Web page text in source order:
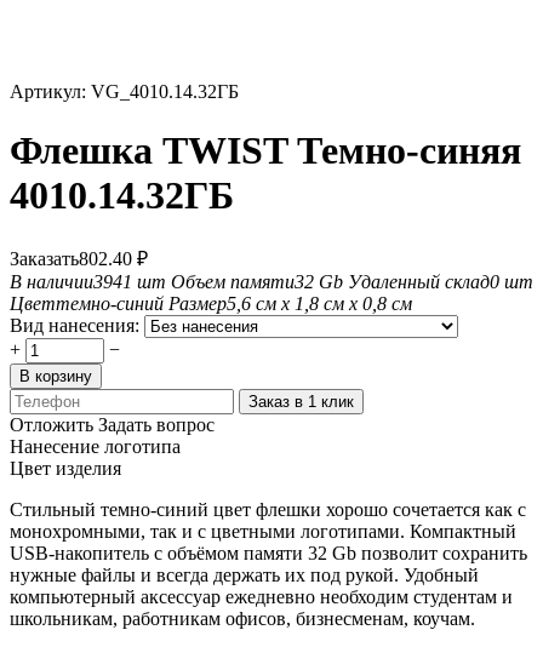
Артикул: VG_4010.14.32ГБ
Флешка TWIST Темно-синяя
4010.14.32ГБ
Заказать802.40 ₽
В наличии3941 шт Объем памяти32 Gb Удаленный склад0 шт
Цветтемно-синий Размер5,6 см х 1,8 см х 0,8 см
Вид нанесения:
+
−
В корзину
Заказ в 1 клик
Отложить Задать вопрос
Нанесение логотипа
Цвет изделия
Стильный темно-синий цвет флешки хорошо сочетается как с
монохромными, так и с цветными логотипами. Компактный
USB-накопитель с объёмом памяти 32 Gb позволит сохранить
нужные файлы и всегда держать их под рукой. Удобный
компьютерный аксессуар ежедневно необходим студентам и
школьникам, работникам офисов, бизнесменам, коучам.